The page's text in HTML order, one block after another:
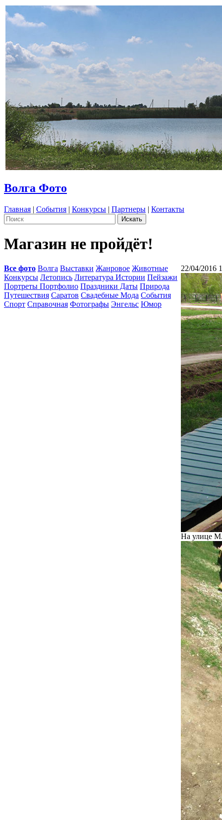
Волга Фото
Главная | События | Конкурсы | Партнеры | Контакты
Магазин не пройдёт!
Все фото Волга Выставки Жанровое Животные
Конкурсы Летопись Литература Истории Пейзажи
Портреты Портфолио Праздники Даты Природа
Путешествия Саратов Свадебные Мода События
Спорт Справочная Фотографы Энгельс Юмор
22/04/2016
На улице М.